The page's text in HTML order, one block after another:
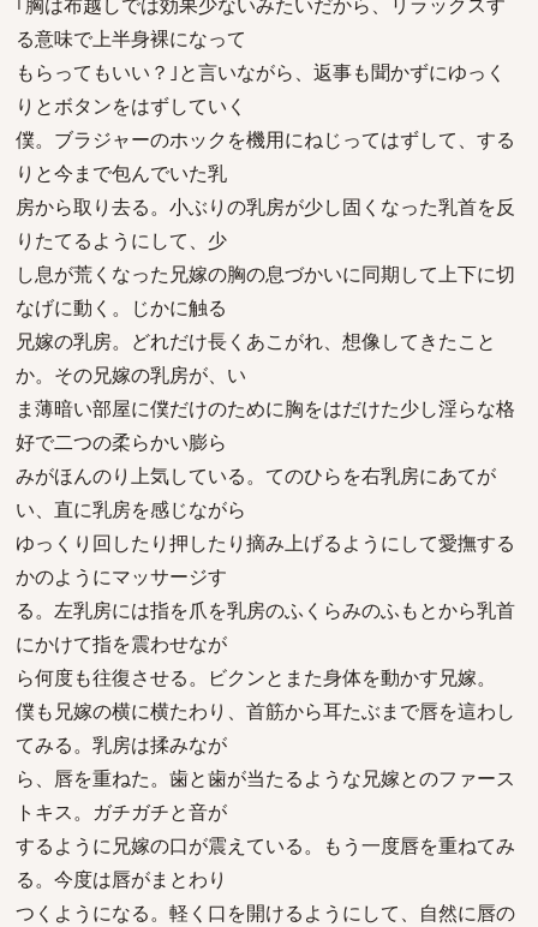
る意味で上半身裸になって
もらってもいい？｣と言いながら、返事も聞かずにゆっく
りとボタンをはずしていく
僕。ブラジャーのホックを機用にねじってはずして、する
りと今まで包んでいた乳
房から取り去る。小ぶりの乳房が少し固くなった乳首を反
りたてるようにして、少
し息が荒くなった兄嫁の胸の息づかいに同期して上下に切
なげに動く。じかに触る
兄嫁の乳房。どれだけ長くあこがれ、想像してきたこと
か。その兄嫁の乳房が、い
ま薄暗い部屋に僕だけのために胸をはだけた少し淫らな格
好で二つの柔らかい膨ら
みがほんのり上気している。てのひらを右乳房にあてが
い、直に乳房を感じながら
ゆっくり回したり押したり摘み上げるようにして愛撫する
かのようにマッサージす
る。左乳房には指を爪を乳房のふくらみのふもとから乳首
にかけて指を震わせなが
ら何度も往復させる。ビクンとまた身体を動かす兄嫁。
僕も兄嫁の横に横たわり、首筋から耳たぶまで唇を這わし
てみる。乳房は揉みなが
ら、唇を重ねた。歯と歯が当たるような兄嫁とのファース
トキス。ガチガチと音が
するように兄嫁の口が震えている。もう一度唇を重ねてみ
る。今度は唇がまとわり
つくようになる。軽く口を開けるようにして、自然に唇の